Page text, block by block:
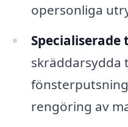
opersonliga
Specialiserade
skräddarsydda
rengöring av